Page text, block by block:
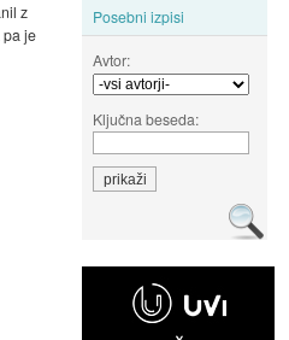
Posebni izpisi
Avtor:
Ključna beseda:
z
pa je